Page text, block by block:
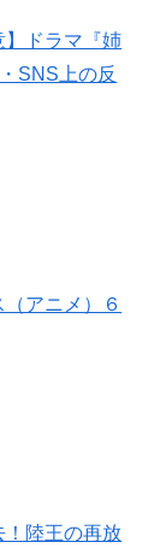
】ドラマ『姉
SNS上の反
アニメ）６
！陸王の再放